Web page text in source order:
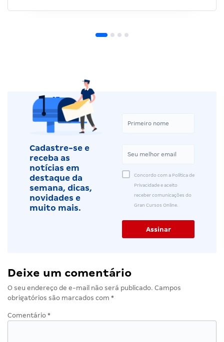
Cadastre-se e
receba as
notícias em
destaque da
semana, dicas,
novidades e
muito mais.
Concordo com a Política de
Privacidade e aceito
receber comunicações do
Gran Cursos Online.
Deixe um comentário
O seu endereço de e-mail não será publicado. Campos
obrigatórios são marcados com *
Comentário *